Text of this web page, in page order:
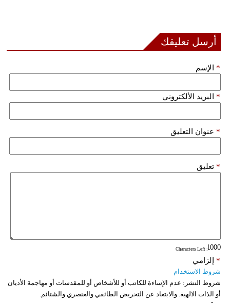
أرسل تعليقك
الإسم *
البريد الألكتروني *
عنوان التعليق *
تعليق *
: Characters Left
إلزامي *
شروط الاستخدام
شروط النشر: عدم الإساءة للكاتب أو للأشخاص أو للمقدسات أو مهاجمة الأديان
أو الذات الالهية. والابتعاد عن التحريض الطائفي والعنصري والشتائم.